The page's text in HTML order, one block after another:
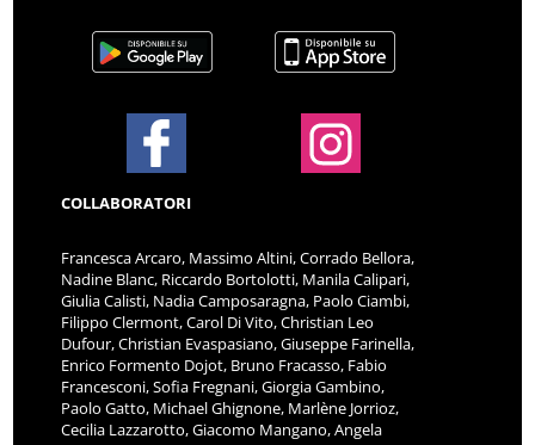
COLLABORATORI
Francesca Arcaro, Massimo Altini, Corrado Bellora,
Nadine Blanc, Riccardo Bortolotti, Manila Calipari,
Giulia Calisti, Nadia Camposaragna, Paolo Ciambi,
Filippo Clermont, Carol Di Vito, Christian Leo
Dufour, Christian Evaspasiano, Giuseppe Farinella,
Enrico Formento Dojot, Bruno Fracasso, Fabio
Francesconi, Sofia Fregnani, Giorgia Gambino,
Paolo Gatto, Michael Ghignone, Marlène Jorrioz,
Cecilia Lazzarotto, Giacomo Mangano, Angela